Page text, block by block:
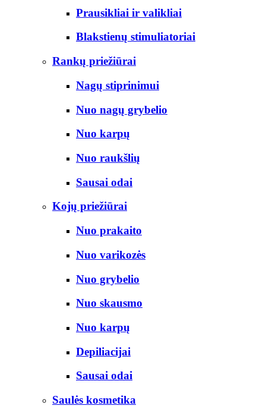
Prausikliai ir valikliai
Blakstienų stimuliatoriai
Rankų priežiūrai
Nagų stiprinimui
Nuo nagų grybelio
Nuo karpų
Nuo raukšlių
Sausai odai
Kojų priežiūrai
Nuo prakaito
Nuo varikozės
Nuo grybelio
Nuo skausmo
Nuo karpų
Depiliacijai
Sausai odai
Saulės kosmetika